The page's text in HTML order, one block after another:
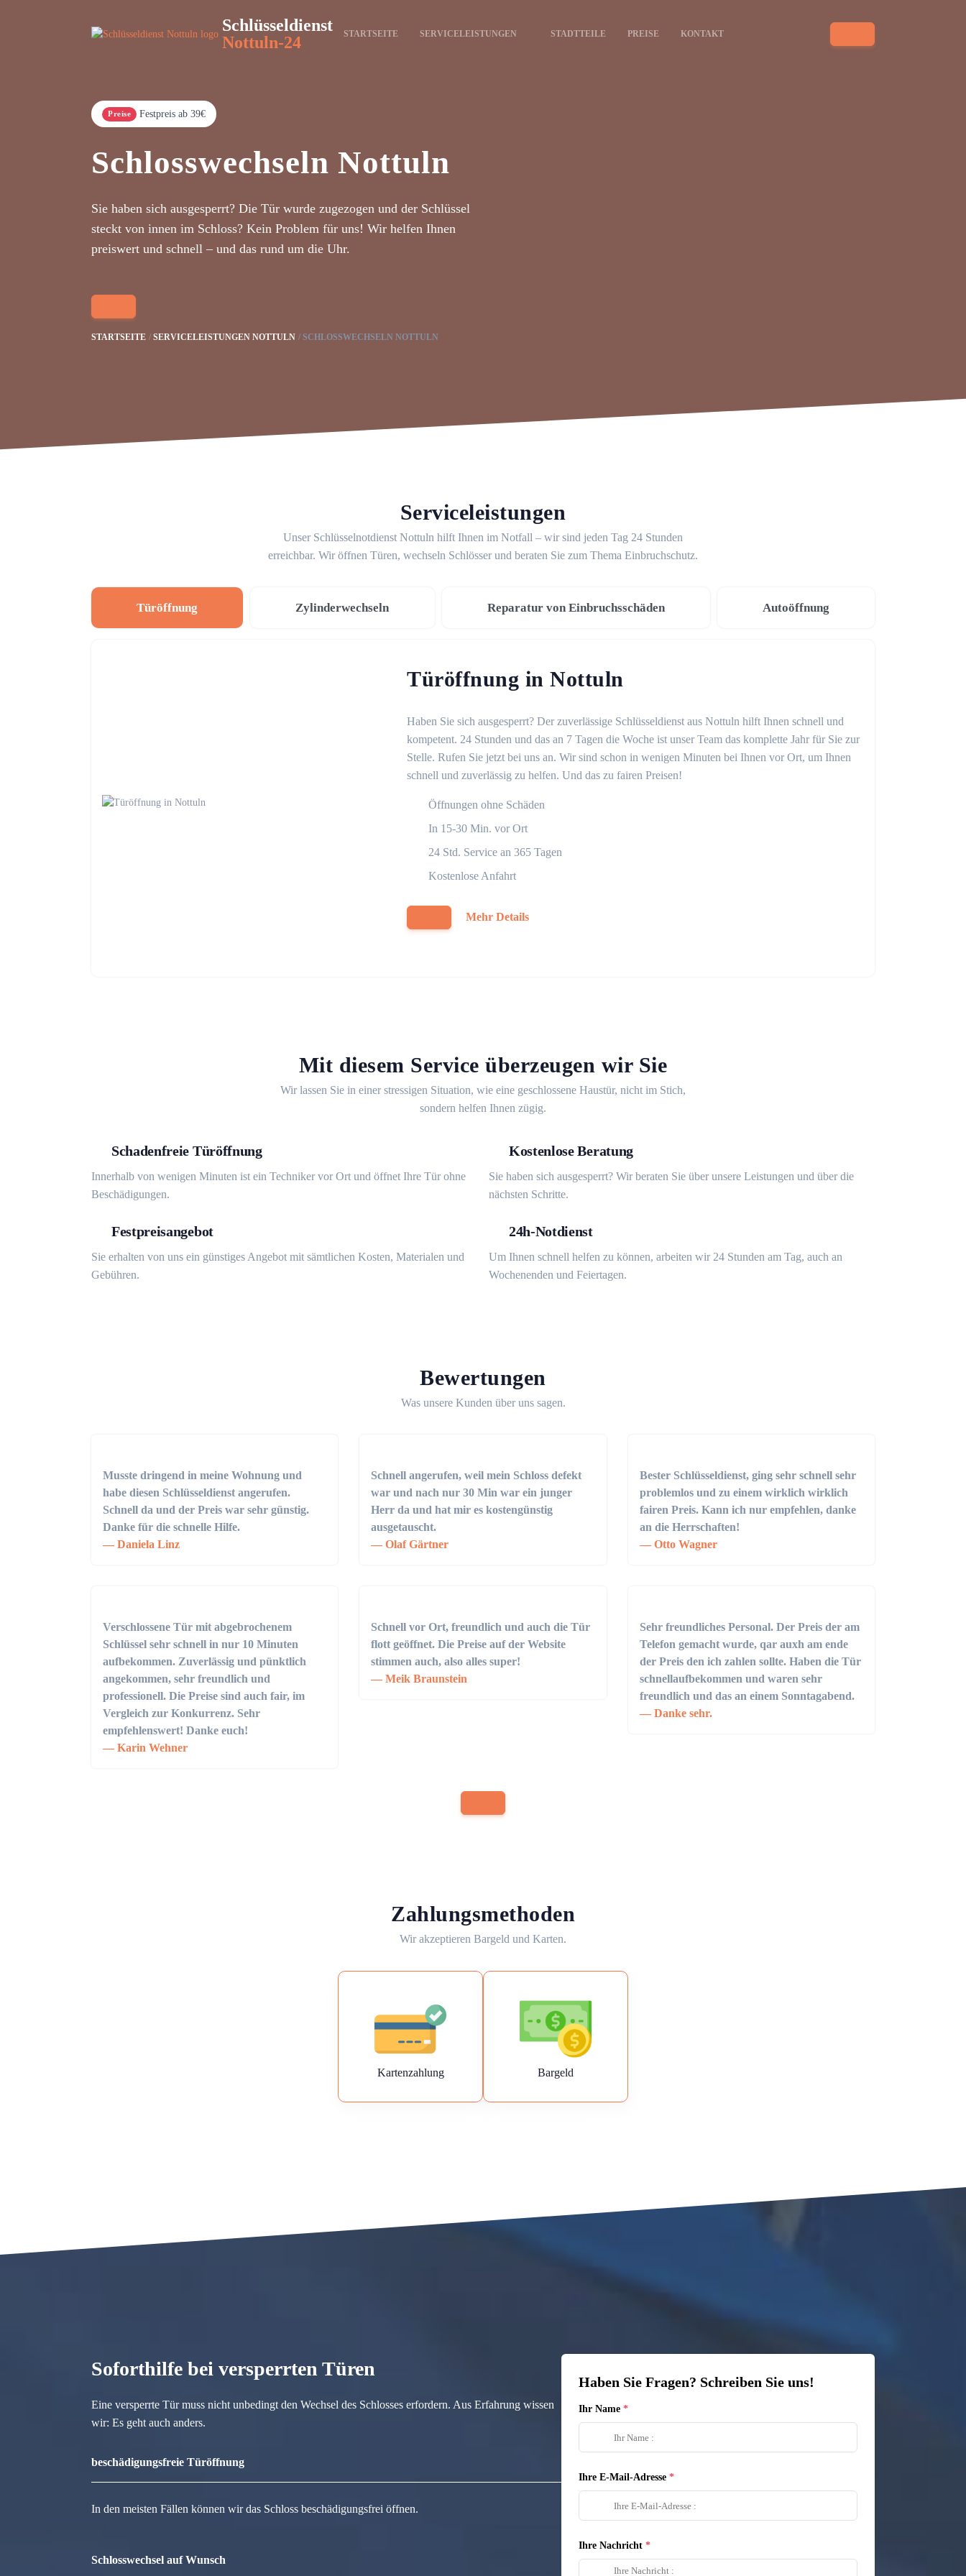
Schlüsseldienst
Nottuln-24
STARTSEITE SERVICELEISTUNGEN STADTTEILE PREISE KONTAKT
Preise Festpreis ab 39€
Schlosswechseln Nottuln
Sie haben sich ausgesperrt? Die Tür wurde zugezogen und der Schlüssel
steckt von innen im Schloss? Kein Problem für uns! Wir helfen Ihnen
preiswert und schnell – und das rund um die Uhr.
STARTSEITE SERVICELEISTUNGEN NOTTULN SCHLOSSWECHSELN NOTTULN
Serviceleistungen
Unser Schlüsselnotdienst Nottuln hilft Ihnen im Notfall – wir sind jeden Tag 24 Stunden
erreichbar. Wir öffnen Türen, wechseln Schlösser und beraten Sie zum Thema Einbruchschutz.
Türöffnung Zylinderwechseln Reparatur von Einbruchsschäden Autoöffnung
Türöffnung in Nottuln
Haben Sie sich ausgesperrt? Der zuverlässige Schlüsseldienst aus Nottuln hilft Ihnen schnell und
kompetent. 24 Stunden und das an 7 Tagen die Woche ist unser Team das komplette Jahr für Sie zur
Stelle. Rufen Sie jetzt bei uns an. Wir sind schon in wenigen Minuten bei Ihnen vor Ort, um Ihnen
schnell und zuverlässig zu helfen. Und das zu fairen Preisen!
Öffnungen ohne Schäden
In 15-30 Min. vor Ort
24 Std. Service an 365 Tagen
Kostenlose Anfahrt
Mehr Details
Mit diesem Service überzeugen wir Sie
Wir lassen Sie in einer stressigen Situation, wie eine geschlossene Haustür, nicht im Stich,
sondern helfen Ihnen zügig.
Schadenfreie Türöffnung
Innerhalb von wenigen Minuten ist ein Techniker vor Ort und öffnet Ihre Tür ohne
Beschädigungen.
Kostenlose Beratung
Sie haben sich ausgesperrt? Wir beraten Sie über unsere Leistungen und über die
nächsten Schritte.
Festpreisangebot
Sie erhalten von uns ein günstiges Angebot mit sämtlichen Kosten, Materialen und
Gebühren.
24h-Notdienst
Um Ihnen schnell helfen zu können, arbeiten wir 24 Stunden am Tag, auch an
Wochenenden und Feiertagen.
Bewertungen
Was unsere Kunden über uns sagen.
Musste dringend in meine Wohnung und
habe diesen Schlüsseldienst angerufen.
Schnell da und der Preis war sehr günstig.
Danke für die schnelle Hilfe.
Daniela Linz
Schnell angerufen, weil mein Schloss defekt
war und nach nur 30 Min war ein junger
Herr da und hat mir es kostengünstig
ausgetauscht.
Olaf Gärtner
Bester Schlüsseldienst, ging sehr schnell sehr
problemlos und zu einem wirklich wirklich
fairen Preis. Kann ich nur empfehlen, danke
an die Herrschaften!
Otto Wagner
Verschlossene Tür mit abgebrochenem
Schlüssel sehr schnell in nur 10 Minuten
aufbekommen. Zuverlässig und pünktlich
angekommen, sehr freundlich und
professionell. Die Preise sind auch fair, im
Vergleich zur Konkurrenz. Sehr
empfehlenswert! Danke euch!
Karin Wehner
Schnell vor Ort, freundlich und auch die Tür
flott geöffnet. Die Preise auf der Website
stimmen auch, also alles super!
Meik Braunstein
Sehr freundliches Personal. Der Preis der am
Telefon gemacht wurde, qar auxh am ende
der Preis den ich zahlen sollte. Haben die Tür
schnellaufbekommen und waren sehr
freundlich und das an einem Sonntagabend.
Danke sehr.
Zahlungsmethoden
Wir akzeptieren Bargeld und Karten.
Kartenzahlung Bargeld
Soforthilfe bei versperrten Türen
Eine versperrte Tür muss nicht unbedingt den Wechsel des Schlosses erfordern. Aus Erfahrung wissen
wir: Es geht auch anders.
beschädigungsfreie Türöffnung
In den meisten Fällen können wir das Schloss beschädigungsfrei öffnen.
Schlosswechsel auf Wunsch
Haben Sie Fragen? Schreiben Sie uns!
Ihr Name
Ihre E-Mail-Adresse
Ihre Nachricht